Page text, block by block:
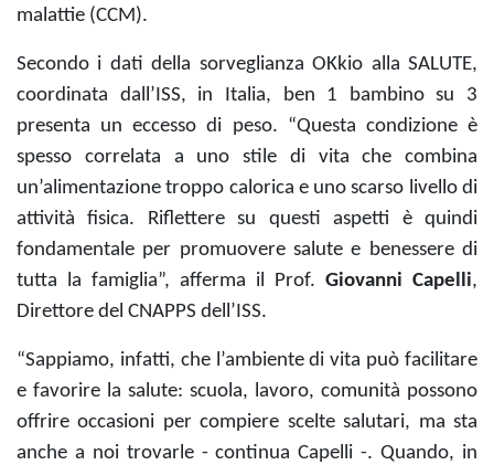
malattie (CCM).
Secondo i dati della sorveglianza OKkio alla SALUTE,
coordinata dall’ISS, in Italia, ben 1 bambino su 3
presenta un eccesso di peso. “Questa condizione è
spesso correlata a uno stile di vita che combina
un’alimentazione troppo calorica e uno scarso livello di
attività fisica. Riflettere su questi aspetti è quindi
fondamentale per promuovere salute e benessere di
tutta la famiglia”, afferma il Prof. Giovanni Capelli,
Direttore del CNAPPS dell’ISS.
“Sappiamo, infatti, che l’ambiente di vita può facilitare
e favorire la salute: scuola, lavoro, comunità possono
offrire occasioni per compiere scelte salutari, ma sta
anche a noi trovarle - continua Capelli -. Quando, in